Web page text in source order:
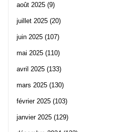
août 2025 (9)
juillet 2025 (20)
juin 2025 (107)
mai 2025 (110)
avril 2025 (133)
mars 2025 (130)
février 2025 (103)
janvier 2025 (129)